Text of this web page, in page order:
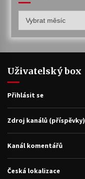
archiv
Uživatelský box
Přihlásit se
Zdroj kanálů (příspěvky)
Kanál komentářů
Česká lokalizace